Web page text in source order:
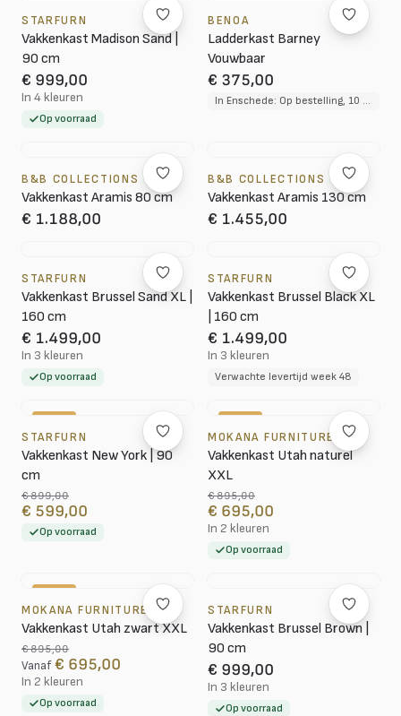
STARFURN
Vakkenkast Madison Sand |
90 cm
€ 999,00
In 4 kleuren
Op voorraad
BENOA
Ladderkast Barney
Vouwbaar
€ 375,00
In Enschede: Op bestelling, 10 tot 12 weken levertijd
B&B COLLECTIONS
Vakkenkast Aramis 80 cm
€ 1.188,00
B&B COLLECTIONS
Vakkenkast Aramis 130 cm
€ 1.455,00
STARFURN
Vakkenkast Brussel Sand XL |
160 cm
€ 1.499,00
In 3 kleuren
Op voorraad
STARFURN
Vakkenkast Brussel Black XL
| 160 cm
€ 1.499,00
In 3 kleuren
Verwachte levertijd week 48
STARFURN
Vakkenkast New York | 90
cm
€ 899,00
€ 599,00
Op voorraad
MOKANA FURNITURE
Vakkenkast Utah naturel
XXL
€ 895,00
€ 695,00
In 2 kleuren
Op voorraad
MOKANA FURNITURE
Vakkenkast Utah zwart XXL
€ 895,00
Vanaf € 695,00
In 2 kleuren
Op voorraad
STARFURN
Vakkenkast Brussel Brown |
90 cm
€ 999,00
In 3 kleuren
Op voorraad